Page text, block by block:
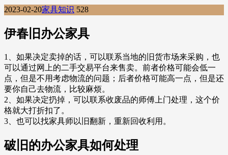
2023-02-20家具知识 528
伊春旧办公家具
1、如果决定卖掉的话，可以联系当地的旧货市场来采购，也
可以通过网上的二手交易平台来售卖。前者价格可能会低一
点，但是不用考虑物流的问题；后者价格可能高一点，但是还
要你自己去物流，比较麻烦。
2、如果决定扔掉，可以联系收废品的师傅上门处理，这个价
格就大打折扣了。
3、也可以找家具师以旧翻新，重新回收利用。
破旧的办公家具如何处理